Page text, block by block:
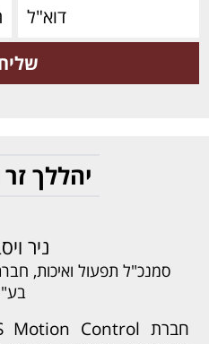
יהללך
ניר
סמנכ"ל תפעול ואיכות,